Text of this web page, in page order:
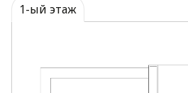
1-ый этаж